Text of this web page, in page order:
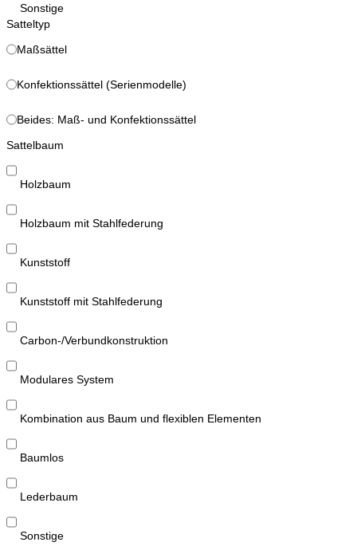
Sonstige
Satteltyp
Maßsättel
Konfektionssättel (Serienmodelle)
Beides: Maß- und Konfektionssättel
Sattelbaum
Holzbaum
Holzbaum mit Stahlfederung
Kunststoff
Kunststoff mit Stahlfederung
Carbon-/Verbundkonstruktion
Modulares System
Kombination aus Baum und flexiblen Elementen
Baumlos
Lederbaum
Sonstige